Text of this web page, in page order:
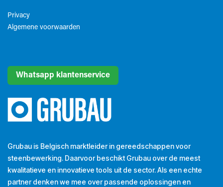
Privacy
Algemene voorwaarden​
Whatsapp klantenservice
Grubau is Belgisch marktleider in gereedschappen voor
steenbewerking. Daarvoor beschikt Grubau over de meest
kwalitatieve en innovatieve tools uit de sector. Als een echte
partner denken we mee over passende oplossingen en